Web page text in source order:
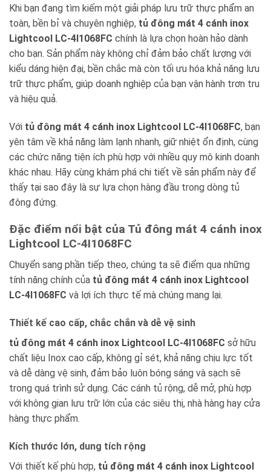
Khi bạn đang tìm kiếm một giải pháp lưu trữ thực phẩm an
toàn, bền bỉ và chuyên nghiệp, tủ đông mát 4 cánh inox
Lightcool LC-4I1068FC chính là lựa chọn hoàn hảo dành
cho bạn. Sản phẩm này không chỉ đảm bảo chất lượng với
kiểu dáng hiện đại, bền chắc mà còn tối ưu hóa khả năng lưu
trữ thực phẩm, giúp doanh nghiệp của bạn vận hành trơn tru
và hiệu quả.
Với tủ đông mát 4 cánh inox Lightcool LC-4I1068FC, bạn
yên tâm về khả năng làm lạnh nhanh, giữ nhiệt ổn định, cùng
các chức năng tiện ích phù hợp với nhiều quy mô kinh doanh
khác nhau. Hãy cùng khám phá chi tiết về sản phẩm này để
thấy tại sao đây là sự lựa chọn hàng đầu trong dòng tủ
đông đứng.
Đặc điểm nổi bật của Tủ đông mát 4 cánh inox
Lightcool LC-4I1068FC
Chuyển sang phần tiếp theo, chúng ta sẽ điểm qua những
tính năng chính của tủ đông mát 4 cánh inox Lightcool
LC-4I1068FC và lợi ích thực tế mà chúng mang lại.
Thiết kế cao cấp, chắc chắn và dễ vệ sinh
tủ đông mát 4 cánh inox Lightcool LC-4I1068FC sở hữu
chất liệu Inox cao cấp, không gỉ sét, khả năng chịu lực tốt
và dễ dàng vệ sinh, đảm bảo luôn bóng sáng và sạch sẽ
trong quá trình sử dụng. Các cánh tủ rộng, dễ mở, phù hợp
với không gian lưu trữ lớn của các siêu thị, nhà hàng hay cửa
hàng thực phẩm.
Kích thước lớn, dung tích rộng
Với thiết kế phù hợp, tủ đông mát 4 cánh inox Lightcool